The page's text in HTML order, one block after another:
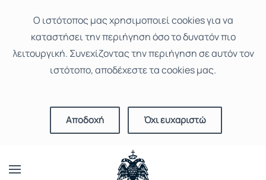
Ο ιστότοπoς μας χρησιμοποιεί cookies για να
καταστήσει την περιήγηση όσο το δυνατόν πιο
λειτουργική. Συνεχίζοντας την περιήγηση σε αυτόν τον
ιστότοπο, αποδέχεστε τα cookies μας.
Αποδοχή Όχι ευχαριστώ